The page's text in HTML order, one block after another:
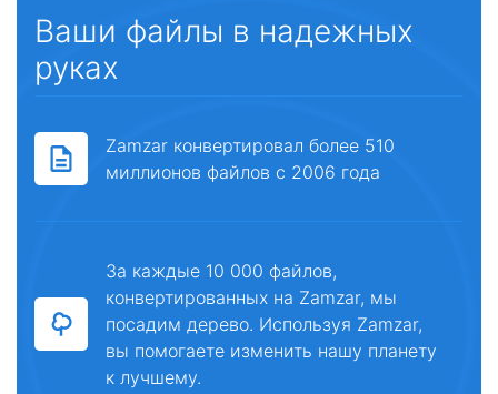
Ваши файлы в надежных
руках
Zamzar конвертировал более 510
миллионов файлов с 2006 года
За каждые 10 000 файлов,
конвертированных на Zamzar, мы
посадим дерево. Используя Zamzar,
вы помогаете изменить нашу планету
к лучшему.